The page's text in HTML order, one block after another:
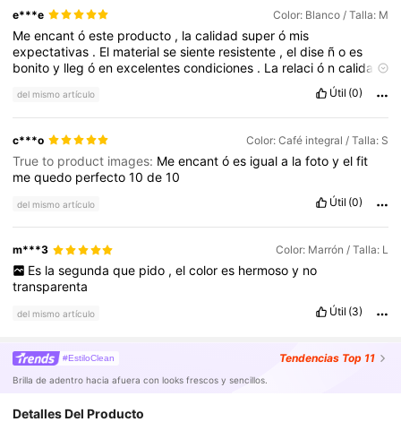
e***e Color: Blanco / Talla: M
Meencantóeste producto , lacalidadsuperó mis
expectativas . El materialsesiente resistente ,eldise ñoes
bonitoy llegóenexcelentescondiciones . La relació ncalidad
comprarlo
Recomiendototalmente
del mismo artículo Útil (0)
c***o Color: Café integral / Talla: S
True to product images: Meencantóes iguala lafotoyelfit
mequedo perfecto10de10
del mismo artículo Útil (0)
m***3 Color: Marrón / Talla: L
Es la segunda que pido , el color es hermoso y no
transparenta
del mismo artículo Útil (3)
#EstiloClean Tendencias Top 11
Brilla de adentro hacia afuera con looks frescos y sencillos.
Detalles Del Producto